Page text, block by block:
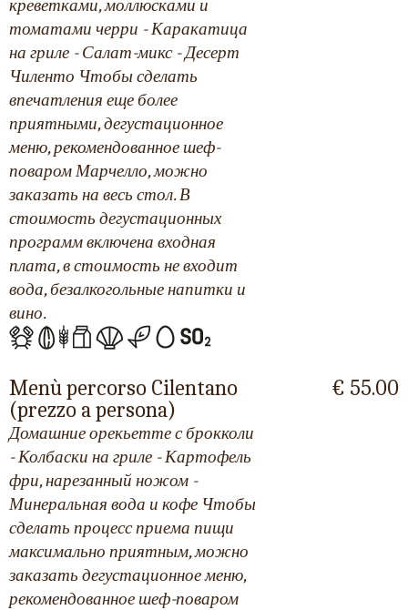
креветками, моллюсками и
томатами черри - Каракатица
на гриле - Салат-микс - Десерт
Чиленто Чтобы сделать
впечатления еще более
приятными, дегустационное
меню, рекомендованное шеф-
поваром Марчелло, можно
заказать на весь стол. В
стоимость дегустационных
программ включена входная
плата, в стоимость не входит
вода, безалкогольные напитки и
вино.
Menù percorso Cilentano
(prezzo a persona)
Домашние орекьетте с брокколи
- Колбаски на гриле - Картофель
фри, нарезанный ножом -
Минеральная вода и кофе Чтобы
сделать процесс приема пищи
максимально приятным, можно
заказать дегустационное меню,
рекомендованное шеф-поваром
€ 55.00